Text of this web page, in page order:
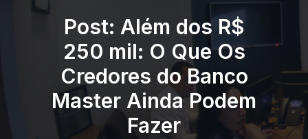
Post: Além dos R$
250 mil: O Que Os
Credores do Banco
Master Ainda Podem
Fazer